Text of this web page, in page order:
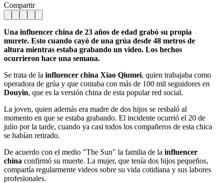
Compartir
Una influencer china de 23 años de edad grabó su propia
murete. Esto cuando cayó de una grúa desde 48 metros de
altura mientras estaba grabando un video. Los hechos
ocurrieron hace una semana.
Se trata de la influencer china Xiao Qiumei, quien trabajaba como
operadora de grúa y que contaba con más de 100 mil seguidores en
Douyin, que es la versión china de esta popular red social.
La joven, quien además era madre de dos hijos se resbaló al
momento en que se estaba grabando. El incidente ocurrió el 20 de
julio por la tarde, cuando ya casi todos los compañeros de esta chica
se habían retirado.
De acuerdo con el medio "The Sun" la familia de la influencer
china confirmó su muerte. La mujer, que tenía dos hijos pequeños,
compartía regularmente videos sobre su vida cotidiana y sus labores
profesionales.